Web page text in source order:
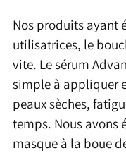
Nos produits ayant
utilisatrices, le
vite. Le sérum
simple à appliquer
peaux sèches,
temps. Nous avons
masque à la boue